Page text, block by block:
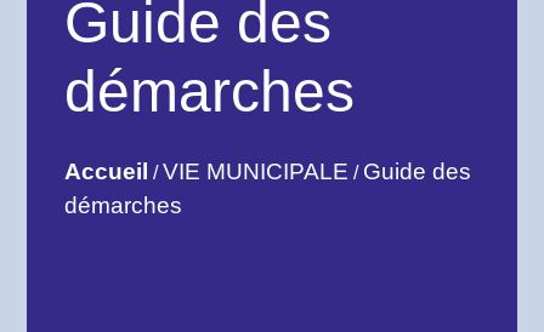
Guide des
démarches
Accueil /VIE MUNICIPALE / Guide des
démarches